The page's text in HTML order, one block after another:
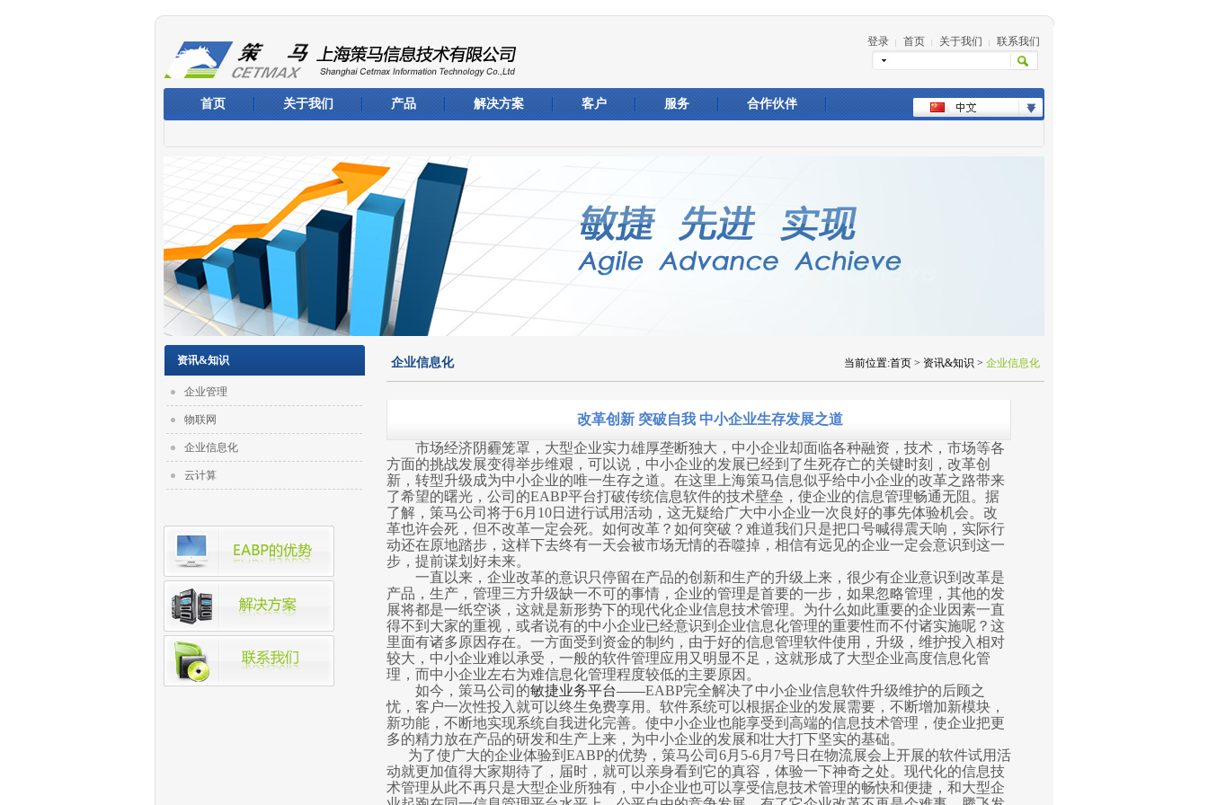
登录 首页 关于我们 联系我们
首页 关于我们 产品 解决方案 客户 服务 合作伙伴
资讯&知识
企业管理
物联网
企业信息化
云计算
当前位置:首页 > 资讯&知识 > 企业信息化
企业信息化
改革创新 突破自我 中小企业生存发展之道
市场经济阴霾笼罩，大型企业实力雄厚垄断独大，中小企业却面临各种融资，技术，市场等各
方面的挑战发展变得举步维艰，可以说，中小企业的发展已经到了生死存亡的关键时刻，改革创
新，转型升级成为中小企业的唯一生存之道。在这里上海策马信息似乎给中小企业的改革之路带来
了希望的曙光，公司的EABP平台打破传统信息软件的技术壁垒，使企业的信息管理畅通无阻。据
了解，策马公司将于6月 10日进行试用活动，这无疑给广大中小企业一次良好的事先体验机会。改
革也许会死，但不改革一定会死。如何改革？如何突破？难道我们只是把口号喊得震天响，实际行
动还在原地踏步，这样下去终有一天会被市场无情的吞噬掉，相信有远见的企业一定会意识到这一
步，提前谋划好未来。
一直以来，企业改革的意识只停留在产品的创新和生产的升级上来，很少有企业意识到改革是
产品，生产，管理三方升级缺一不可的事情，企业的管理是首要的一步，如果忽略管理，其他的发
展将都是一纸空谈，这就是新形势下的现代化企业信息技术管理。为什么如此重要的企业因素一直
得不到大家的重视，或者说有的中小企业已经意识到企业信息化管理的重要性而不付诸实施呢？这
里面有诸多原因存在。一方面受到资金的制约，由于好的信息管理软件使用，升级，维护投入相对
较大，中小企业难以承受，一般的软件管理应用又明显不足，这就形成了大型企业高度信息化管
理，而中小企业左右为难信息化管理程度较低的主要原因。
如今，策马公司的敏捷业务平台――EABP完全解决了中小企业信息软件升级维护的后顾之
忧，客户一次性投入就可以终生免费享用。软件系统可以根据企业的发展需要，不断增加新模块，
新功能，不断地实现系统自我进化完善。使中小企业也能享受到高端的信息技术管理，使企业把更
多的精力放在产品的研发和生产上来，为中小企业的发展和壮大打下坚实的基础。
为了使广大的企业体验到 EABP的优势，策马公司 6月 5-6月 7号日在物流展会上开展的软件试用活
动就更加值得大家期待了，届时，就可以亲身看到它的真容，体验一下神奇之处。现代化的信息技
术管理从此不再只是大型企业所独有，中小企业也可以享受信息技术管理的畅快和便捷，和大型企